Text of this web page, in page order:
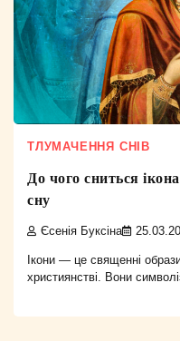
ТЛУМАЧЕННЯ СНІВ
До чого сниться
сну
Єсенія Буксіна
Ікони — це священні
християнстві. Вони